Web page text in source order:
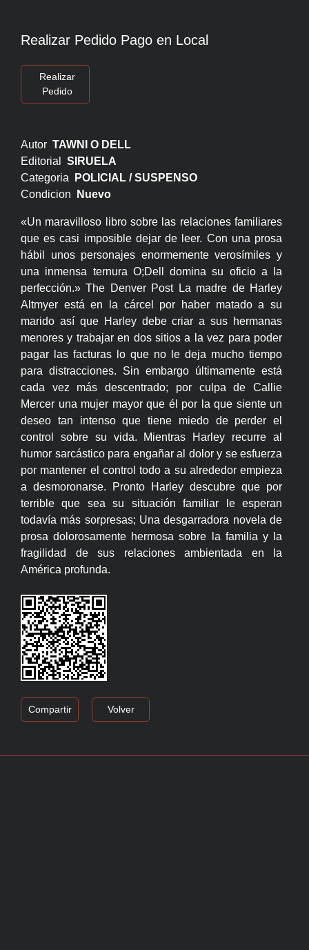
Realizar Pedido Pago en Local
Realizar
Pedido
Autor TAWNI O DELL
Editorial SIRUELA
Categoria
POLICIAL / SUSPENSO
Condicion
Nuevo
«Un maravilloso libro sobre las relaciones familiares
que es casi imposible dejar de leer. Con una prosa
hábil unos personajes enormemente verosímiles y
una inmensa ternura O;Dell domina su oficio a la
perfección.» The Denver Post La madre de Harley
Altmyer está en la cárcel por haber matado a su
marido así que Harley debe criar a sus hermanas
menores y trabajar en dos sitios a la vez para poder
pagar las facturas lo que no le deja mucho tiempo
para distracciones. Sin embargo últimamente está
cada vez más descentrado; por culpa de Callie
Mercer una mujer mayor que él por la que siente un
deseo tan intenso que tiene miedo de perder el
control sobre su vida. Mientras Harley recurre al
humor sarcástico para engañar al dolor y se esfuerza
por mantener el control todo a su alrededor empieza
a desmoronarse. Pronto Harley descubre que por
terrible que sea su situación familiar le esperan
todavía más sorpresas; Una desgarradora novela de
prosa dolorosamente hermosa sobre la familia y la
fragilidad de sus relaciones ambientada en la
América profunda.
Compartir Volver